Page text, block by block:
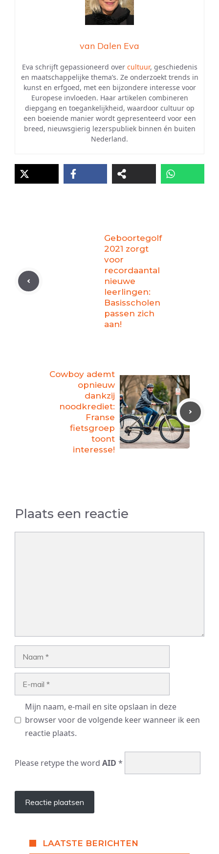
van Dalen Eva
Eva schrijft gepassioneerd over cultuur, geschiedenis
en maatschappelijke thema’s. Ze onderzoekt trends in
kunst en erfgoed, met een bijzondere interesse voor
Europese invloeden. Haar artikelen combineren
diepgang en toegankelijkheid, waardoor cultuur op
een boeiende manier wordt gepresenteerd voor een
breed, nieuwsgierig lezerspubliek binnen én buiten
Nederland.
Geboortegolf
2021 zorgt
voor
recordaantal
nieuwe
leerlingen:
Basisscholen
passen zich
aan!
Cowboy ademt
opnieuw
dankzij
noodkrediet:
Franse
fietsgroep
toont
interesse!
Plaats een reactie
Mijn naam, e-mail en site opslaan in deze
browser voor de volgende keer wanneer ik een
reactie plaats.
Please retype the word AID *
LAATSTE BERICHTEN